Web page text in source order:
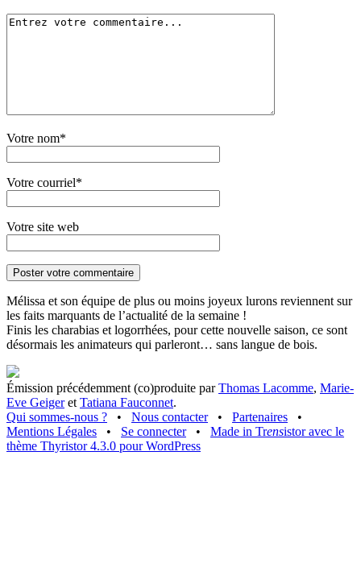
Votre nom*
Votre courriel*
Votre site web
Mélissa et son équipe de plus ou moins joyeux lurons reviennent sur
les faits marquants de l’actualité de la semaine !
Finis les charabias et logorrhées, pour cette nouvelle saison, ce sont
désormais les animateurs qui parleront… sans langue de bois.
Émission précédemment (co)produite parThomas Lacomme, Marie-
Eve Geigeret Tatiana Fauconnet.
Qui sommes-nous ?
• Nous contacter • Partenaires
•
Mentions Légales
• Se connecter • Made in Trensistor avec le
thème Thyristor 4.3.0 pour WordPress